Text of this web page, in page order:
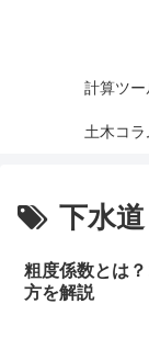
計算ツー
土木コラ
下水道
粗度係数とは
方を解説